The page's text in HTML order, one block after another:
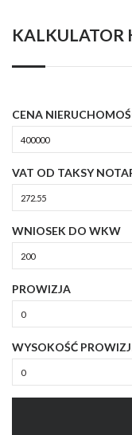
KALKULATOR
CENA
VAT OD TAKSY
WNIOSEK DO WKW
PROWIZJA
WYSOKOŚĆ